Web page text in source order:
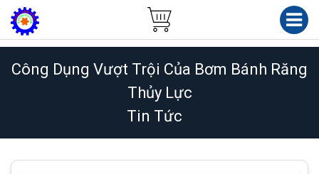
Công Dụng Vượt Trội Của Bơm Bánh Răng
Thủy Lực
Tin Tức